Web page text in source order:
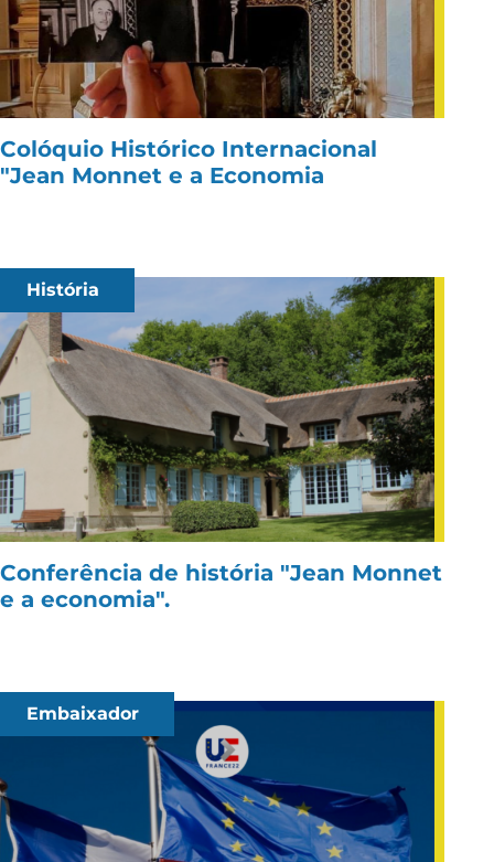
Colóquio Histórico Internacional
"Jean Monnet e a Economia
História
Conferência de história "Jean Monnet
e a economia".
Embaixador